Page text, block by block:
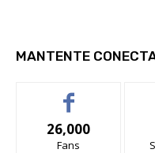
MANTENTE
26,000
Fans